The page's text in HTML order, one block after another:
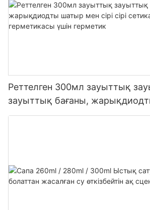
Реттелген 300мл зауыттық
зауыттық бағаны,
сірі сірі сетикалық силикон